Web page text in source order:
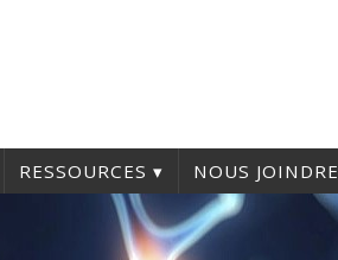
RESSOURCES NOUS JOINDRE